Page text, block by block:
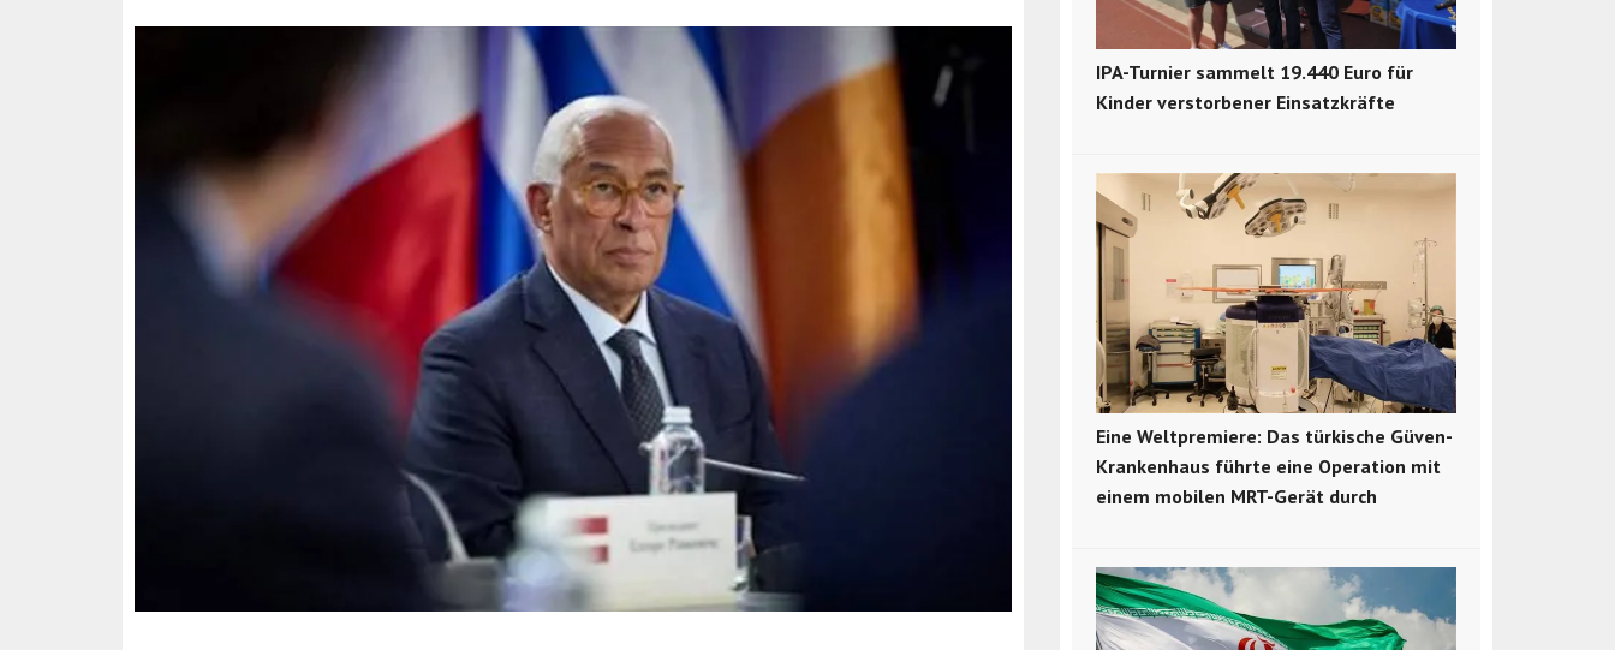
IPA-Turnier sammelt 19.440 Euro für
Kinder verstorbener Einsatzkräfte
Eine Weltpremiere: Das türkische Güven-
Krankenhaus führte eine Operation mit
einem mobilen MRT-Gerät durch